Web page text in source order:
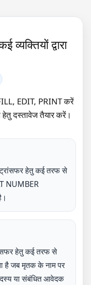
द्वारा
EDIT, PRINT करें
दस्तावेज तैयार करें।
ट्रांसफर हेतु कई तरफ से
NUMBER
हेतु कई तरफ से
है जब मृतक के नाम पर
या संबंधित आवेदक